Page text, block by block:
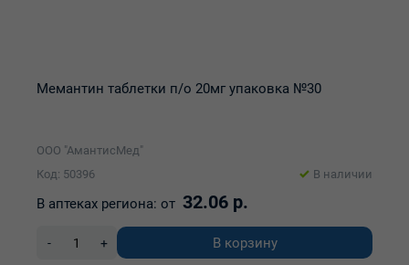
Мемантин таблетки п/о 20мг упаковка №30
ООО "АмантисМед"
Код: 50396
В наличии
В аптеках региона: от 32.06 р.
- + В корзину